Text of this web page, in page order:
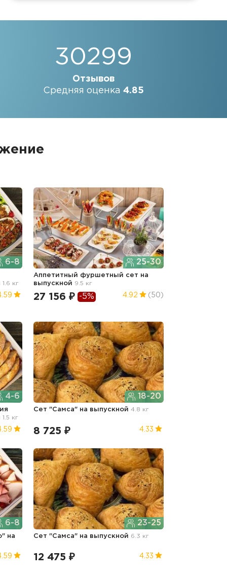
30299
Отзывов
Средняя оценка 4.85
6-8
1.6 кг
25-30
Аппетитный фуршетный сет на
выпускной 9.5 кг
27 156 ₽ -5% 4.92 (50)
4-6
1.5 кг
18-20
Сет "Самса" на выпускной 4.8 кг
8 725 ₽ 4.33
6-8
на
23-25
Сет "Самса" на выпускной 6.3 кг
12 475 ₽ 4.33